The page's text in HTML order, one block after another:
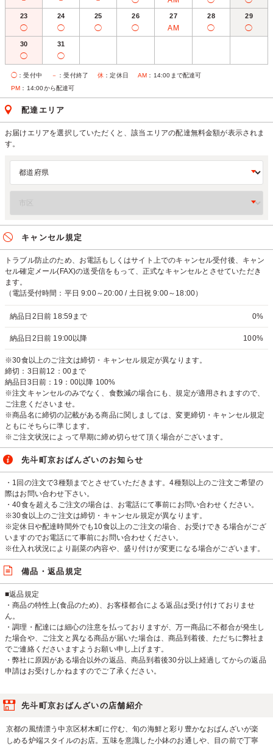
23
◯
24
◯
25
◯
26
◯
27
AM
28
◯
29
◯
30
◯
31
◯
◯ ：受付中 － ：受付終了 休 ：定休日 AM ：14:00まで配達可
PM ：14:00から配達可
配達エリア
お届けエリアを選択していただくと、該当エリアの配達無料金額が表示されま
す。
キャンセル規定
トラブル防止のため、お電話もしくはサイト上でのキャンセル受付後、キャン
セル確定メール(FAX)の送受信をもって、正式なキャンセルとさせていただき
ます。
（電話受付時間：平日 9:00～20:00 / 土日祝 9:00～18:00）
納品日2日前 18:59まで 0%
納品日2日前 19:00以降 100%
※30食以上のご注文は締切・キャンセル規定が異なります。
締切：3日前12：00まで
納品日3日前：19：00以降 100%
※注文キャンセルのみでなく、食数減の場合にも、規定が適用されますので、
ご注意くださいませ。
※商品名に締切の記載がある商品に関しましては、変更締切・キャンセル規定
ともにそちらに準じます。
※ご注文状況によって早期に締め切らせて頂く場合がございます。
先斗町京おばんざいのお知らせ
・1回の注文で3種類までとさせていただきます。4種類以上のご注文ご希望の
際はお問い合わせ下さい。
・40食を超えるご注文の場合は、お電話にて事前にお問い合わせください。
※30食以上のご注文は締切・キャンセル規定が異なります。
※定休日や配達時間外でも10食以上のご注文の場合、お受けできる場合がござ
いますのでお電話にて事前にお問い合わせください。
※仕入れ状況により副菜の内容や、盛り付けが変更になる場合がございます。
備品・返品規定
■返品規定
・商品の特性上(食品のため)、お客様都合による返品は受け付けておりませ
ん。
・調理・配達には細心の注意を払っておりますが、万一商品に不都合が発生し
た場合や、ご注文と異なる商品が届いた場合は、商品到着後、ただちに弊社ま
でご連絡くださいますようお願い申し上げます。
・弊社に原因がある場合以外の返品、商品到着後30分以上経過してからの返品
申請はお受けしかねますのでご了承ください。
先斗町京おばんざいの店舗紹介
京都の風情漂う中京区材木町に佇む、旬の海鮮と彩り豊かなおばんざいが楽
しめる炉端スタイルのお店。五味を意識した小鉢のお通しや、目の前で丁寧